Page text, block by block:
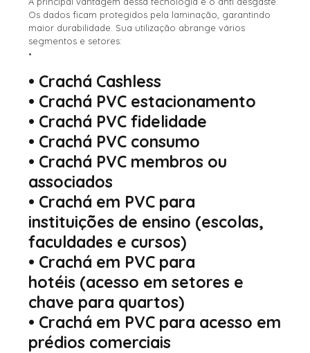
Os dados ficam protegidos pela laminação, garantindo
maior durabilidade. Sua utilização abrange vários
segmentos e setores:
•
• Crachá Cashless
• Crachá PVC estacionamento
• Crachá PVC fidelidade
• Crachá PVC consumo
• Crachá PVC membros ou
associados
• Crachá em PVC para
instituições de ensino (escolas,
faculdades e cursos)
• Crachá em PVC para
hotéis (acesso em setores e
chave para quartos)
• Crachá em PVC para acesso em
prédios comerciais